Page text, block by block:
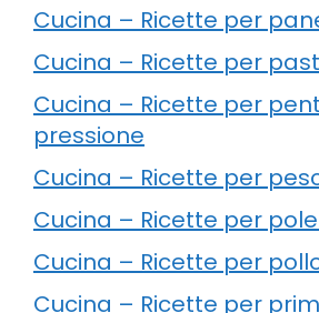
Cucina – Ricette per
Cucina – Ricette per
Cucina – Ricette per
pressione
Cucina – Ricette per
Cucina – Ricette per
Cucina – Ricette per
Cucina – Ricette per